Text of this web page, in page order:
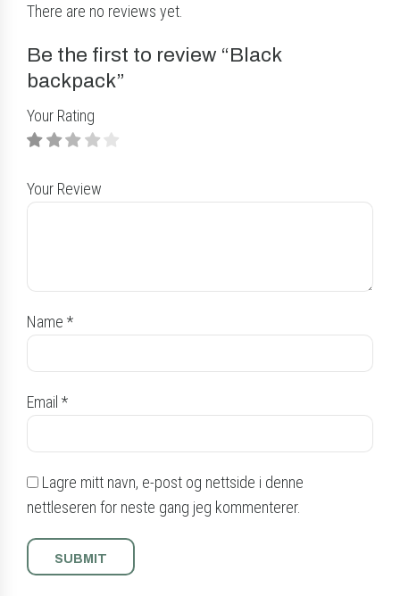
There are no reviews yet.
Be the first to review “Black
backpack”
Your Rating
Your Review
Name *
Email *
Lagre mitt navn, e-post og nettside i denne
nettleseren for neste gang jeg kommenterer.